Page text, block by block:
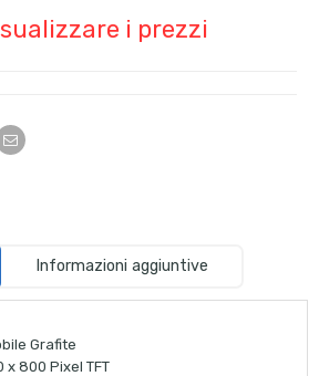
i prezzi
Informazioni aggiuntive
Grafite
x 800 Pixel TFT